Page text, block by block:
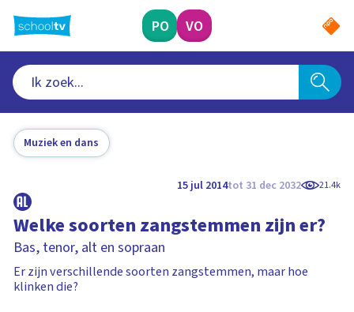
naar
hoofdinhoud
PO VO
Muziek en dans
15 jul 2014tot 31 dec 2032 21.4k
Welke soorten zangstemmen zijn er?
Bas, tenor, alt en sopraan
Er zijn verschillende soorten zangstemmen, maar hoe
klinken die?